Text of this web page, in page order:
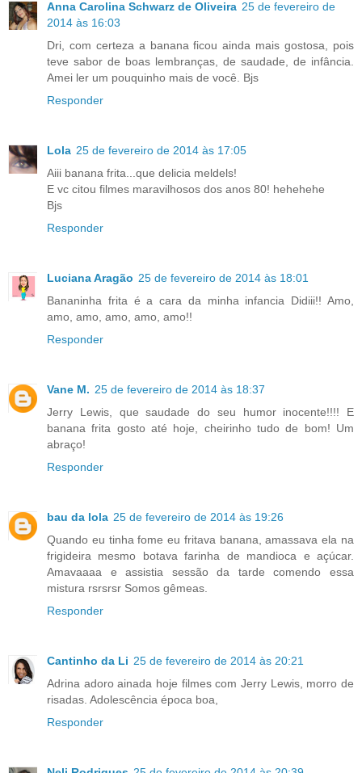
Anna Carolina Schwarz de Oliveira 25 de fevereiro de
2014 às 16:03
Dri, com certeza a banana ficou ainda mais gostosa, pois
teve sabor de boas lembranças, de saudade, de infância.
Amei ler um pouquinho mais de você. Bjs
Responder
Lola 25 de fevereiro de 2014 às 17:05
Aiii banana frita...que delicia meldels!
E vc citou filmes maravilhosos dos anos 80! hehehehe
Bjs
Responder
Luciana Aragão 25 de fevereiro de 2014 às 18:01
Bananinha frita é a cara da minha infancia Didiii!! Amo,
amo, amo, amo, amo, amo!!
Responder
Vane M. 25 de fevereiro de 2014 às 18:37
Jerry Lewis, que saudade do seu humor inocente!!!! E
banana frita gosto até hoje, cheirinho tudo de bom! Um
abraço!
Responder
bau da lola 25 de fevereiro de 2014 às 19:26
Quando eu tinha fome eu fritava banana, amassava ela na
frigideira mesmo botava farinha de mandioca e açúcar.
Amavaaaa e assistia sessão da tarde comendo essa
mistura rsrsrsr Somos gêmeas.
Responder
Cantinho da Li 25 de fevereiro de 2014 às 20:21
Adrina adoro ainada hoje filmes com Jerry Lewis, morro de
risadas. Adolescência época boa,
Responder